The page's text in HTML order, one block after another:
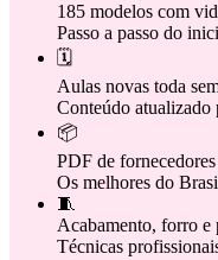
185 modelos com
Passo a passo do
🗓️
Aulas novas toda
Conteúdo atualizado
📦
PDF de fornecedores
Os melhores do
🧵
Acabamento, forro e
Técnicas